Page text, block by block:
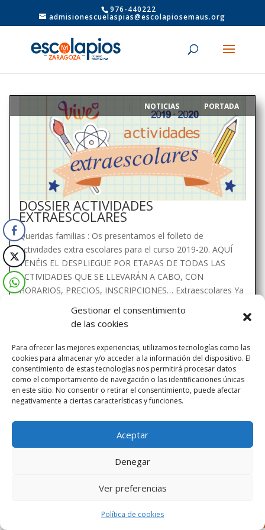
Gestionar el consentimiento
de las cookies
Para ofrecer las mejores experiencias, utilizamos tecnologías como las
cookies para almacenar y/o acceder a la información del dispositivo. El
consentimiento de estas tecnologías nos permitirá procesar datos
como el comportamiento de navegación o las identificaciones únicas
en este sitio. No consentir o retirar el consentimiento, puede afectar
negativamente a ciertas características y funciones.
Aceptar
Denegar
Ver preferencias
Política de cookies
976-440222
admisionescuelaspias@escolapiosemaus.org
DOSSIER ACTIVIDADES
EXTRAESCOLARES
NOTICIAS PORTADA
Queridas familias : Os presentamos el folleto de
actividades extra escolares para el curso 2019-20. AQUÍ
TENÉIS EL DESPLIEGUE POR ETAPAS DE TODAS LAS
ACTIVIDADES QUE SE LLEVARÁN A CABO, CON
HORARIOS, PRECIOS, INSCRIPCIONES… Extraescolares Ya
Diseñado por Escuelas Pías Provincia Emaús
Aviso Legal-